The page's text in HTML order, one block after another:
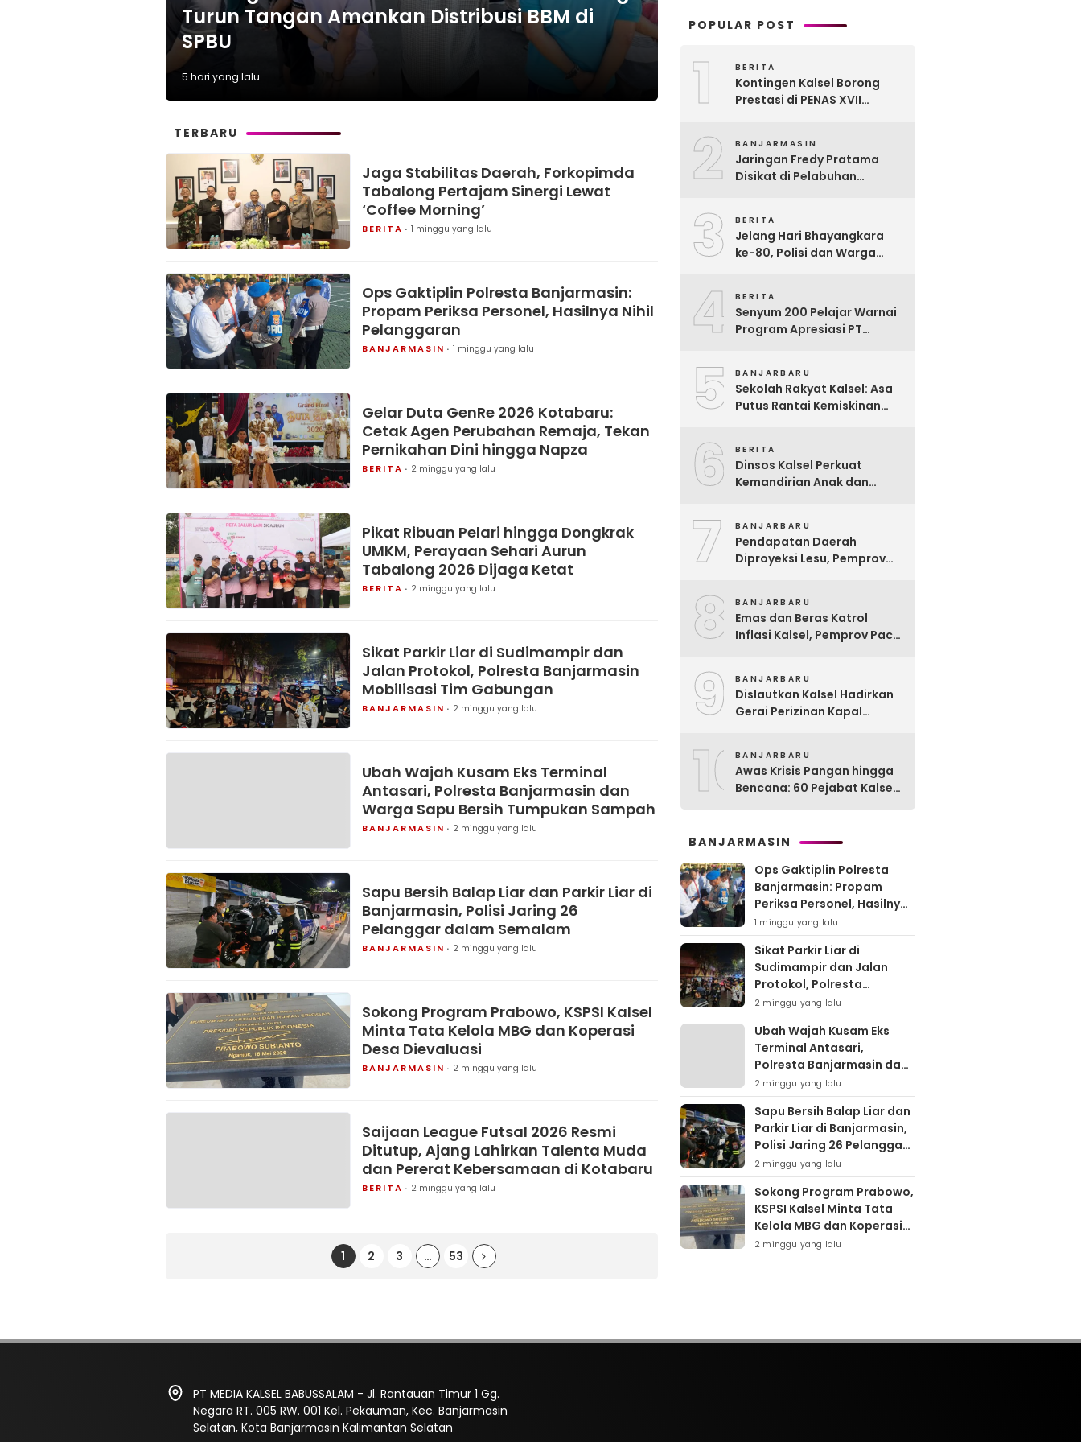
Turun Tangan Amankan Distribusi BBM di
SPBU
5 hari yang lalu
TERBARU
Jaga Stabilitas Daerah, Forkopimda
Tabalong Pertajam Sinergi Lewat
‘Coffee Morning’
BERITA 1 minggu yang lalu
Ops Gaktiplin Polresta Banjarmasin:
Propam Periksa Personel, Hasilnya Nihil
Pelanggaran
BANJARMASIN 1 minggu yang lalu
Gelar Duta GenRe 2026 Kotabaru:
Cetak Agen Perubahan Remaja, Tekan
Pernikahan Dini hingga Napza
BERITA 2 minggu yang lalu
Pikat Ribuan Pelari hingga Dongkrak
UMKM, Perayaan Sehari Aurun
Tabalong 2026 Dijaga Ketat
BERITA 2 minggu yang lalu
Sikat Parkir Liar di Sudimampir dan
Jalan Protokol, Polresta Banjarmasin
Mobilisasi Tim Gabungan
BANJARMASIN 2 minggu yang lalu
Ubah Wajah Kusam Eks Terminal
Antasari, Polresta Banjarmasin dan
Warga Sapu Bersih Tumpukan Sampah
BANJARMASIN 2 minggu yang lalu
Sapu Bersih Balap Liar dan Parkir Liar di
Banjarmasin, Polisi Jaring 26
Pelanggar dalam Semalam
BANJARMASIN 2 minggu yang lalu
Sokong Program Prabowo, KSPSI Kalsel
Minta Tata Kelola MBG dan Koperasi
Desa Dievaluasi
BANJARMASIN 2 minggu yang lalu
Saijaan League Futsal 2026 Resmi
Ditutup, Ajang Lahirkan Talenta Muda
dan Pererat Kebersamaan di Kotabaru
BERITA 2 minggu yang lalu
1 2 3 … 53
POPULAR POST
1 BERITA
Kontingen Kalsel Borong
Prestasi di PENAS XVII
Juara Nasional
2 BANJARMASIN
Jaringan Fredy Pratama
Disikat di Pelabuhan
3 BERITA
Jelang Hari Bhayangkara
ke-80, Polisi dan Warga
Penghubung Desa
4 BERITA
Senyum 200 Pelajar Warnai
Program Apresiasi PT
5 BANJARBARU
Sekolah Rakyat Kalsel: Asa
Putus Rantai Kemiskinan
6 BERITA
Dinsos Kalsel Perkuat
Kemandirian Anak dan
Mulia Satria
7 BANJARBARU
Pendapatan Daerah
Diproyeksi Lesu, Pemprov
8 BANJARBARU
Emas dan Beras Katrol
Inflasi Kalsel, Pemprov Pacu
9 BANJARBARU
Dislautkan Kalsel Hadirkan
Gerai Perizinan Kapal
Kotabaru
10BANJARBARU
Awas Krisis Pangan hingga
Bencana: 60 Pejabat Kalsel-
Radikal!
BANJARMASIN
Ops Gaktiplin Polresta
Banjarmasin: Propam
Periksa Personel, Hasilnya
Nihil Pelanggaran
1 minggu yang lalu
Sikat Parkir Liar di
Sudimampir dan Jalan
Protokol, Polresta
Banjarmasin Mobilisasi
Tim Gabungan
2 minggu yang lalu
Ubah Wajah Kusam Eks
Terminal Antasari,
Polresta Banjarmasin dan
Warga Sapu Bersih
Tumpukan Sampah
2 minggu yang lalu
Sapu Bersih Balap Liar dan
Parkir Liar di Banjarmasin,
Polisi Jaring 26 Pelanggar
dalam Semalam
2 minggu yang lalu
Sokong Program Prabowo,
KSPSI Kalsel Minta Tata
Kelola MBG dan Koperasi
Desa Dievaluasi
2 minggu yang lalu
PT MEDIA KALSEL BABUSSALAM - Jl. Rantauan Timur 1 Gg.
Negara RT. 005 RW. 001 Kel. Pekauman, Kec. Banjarmasin
Selatan, Kota Banjarmasin Kalimantan Selatan